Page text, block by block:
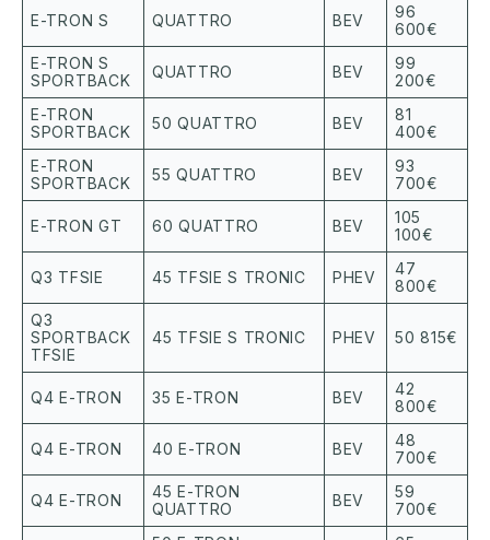
E-TRON S QUATTRO BEV
96
600€
E-TRON S
SPORTBACK
QUATTRO BEV
99
200€
E-TRON
SPORTBACK
50 QUATTRO BEV
81
400€
E-TRON
SPORTBACK
55 QUATTRO BEV
93
700€
E-TRON GT 60 QUATTRO BEV
105
100€
Q3 TFSIE 45 TFSIE S TRONIC PHEV
47
800€
Q3
SPORTBACK
TFSIE
45 TFSIE S TRONIC PHEV 50 815€
Q4 E-TRON 35 E-TRON BEV
42
800€
Q4 E-TRON 40 E-TRON BEV
48
700€
Q4 E-TRON
45 E-TRON
QUATTRO
BEV
59
700€